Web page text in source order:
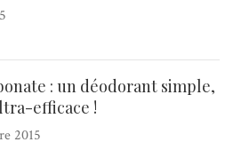
: un déodorant simple,
efficace !
2015